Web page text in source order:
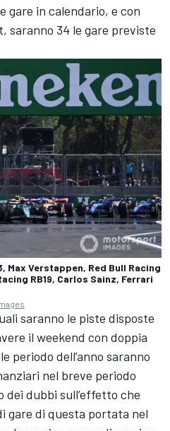
gare in calendario, e con
saranno 34 le gare previste
Max Verstappen, Red Bull Racing
RB19, Carlos Sainz, Ferrari
saranno le piste disposte
il weekend con doppia
periodo dell’anno saranno
nel breve periodo
dei dubbi sull’effetto che
gare di questa portata nel